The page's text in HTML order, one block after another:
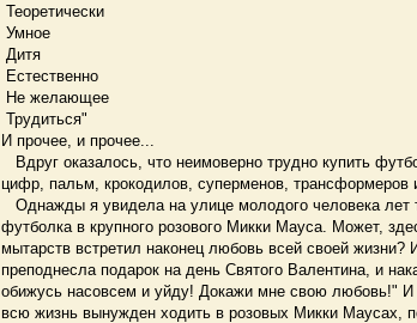
Теоретически
Умное
Дитя
Естественно
Не желающее
Трудиться"
И прочее, и прочее...
Вдруг оказалось, что неимоверно трудно купить
цифр, пальм, крокодилов, суперменов, трансформеров
Однажды я увидела на улице молодого человека
футболка в крупного розового Микки Мауса. Может,
мытарств встретил наконец любовь всей своей
преподнесла подарок на день Святого Валентина, и
обижусь насовсем и уйду! Докажи мне свою любовь!" И
всю жизнь вынужден ходить в розовых Микки Маусах,